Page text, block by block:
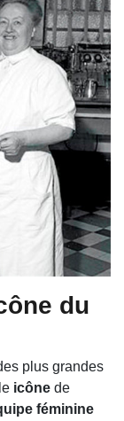
du
plus grandes
icône de
féminine